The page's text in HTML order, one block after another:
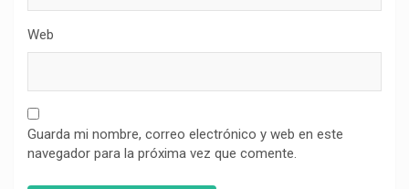
Web
Guarda mi nombre, correo electrónico y web en este
navegador para la próxima vez que comente.